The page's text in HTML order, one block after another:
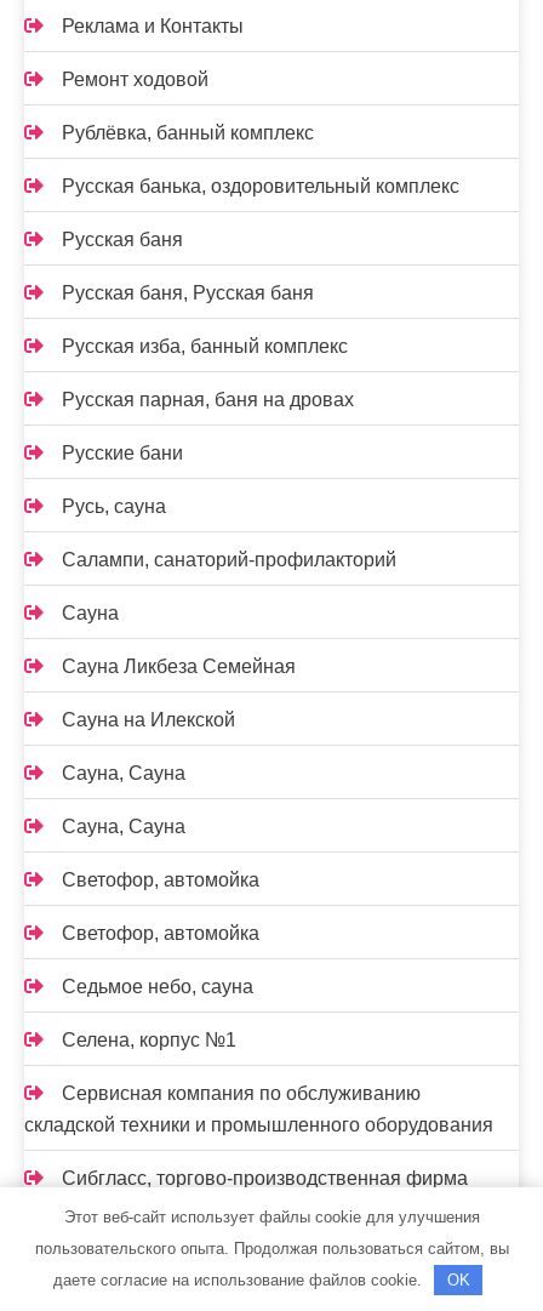
Реклама и Контакты
Ремонт ходовой
Рублёвка, банный комплекс
Русская банька, оздоровительный комплекс
Русская баня
Русская баня, Русская баня
Русская изба, банный комплекс
Русская парная, баня на дровах
Русские бани
Русь, сауна
Салампи, санаторий-профилакторий
Сауна
Сауна Ликбеза Семейная
Сауна на Илекской
Сауна, Сауна
Сауна, Сауна
Светофор, автомойка
Светофор, автомойка
Седьмое небо, сауна
Селена, корпус №1
Сервисная компания по обслуживанию
складской техники и промышленного оборудования
Сибгласс, торгово-производственная фирма
Сибирская баня на дровах, Сибирская баня на
Этот веб-сайт использует файлы cookie для улучшения
пользовательского опыта. Продолжая пользоваться сайтом, вы
даете согласие на использование файлов cookie.
OK